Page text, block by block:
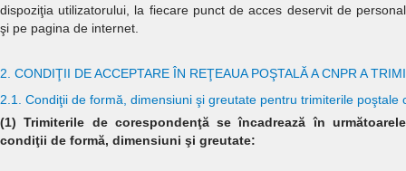
dispoziţia utilizatorului, la fiecare punct de acces deservit de personal
şi pe pagina de internet.
2. CONDIŢII DE ACCEPTARE ÎN REŢEAUA POŞTALĂ A CNPR A
2.1. Condiţii de formă, dimensiuni şi greutate pentru trimiterile
(1) Trimiterile de corespondenţă se încadrează în următoarele
condiţii de formă, dimensiuni şi greutate: